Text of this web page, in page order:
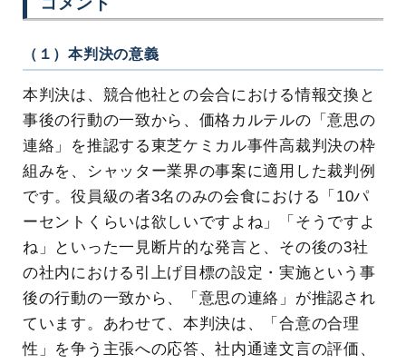
（１）本判決の意義
本判決は、競合他社との会合における情報交換と
事後の行動の一致から、価格カルテルの「意思の
連絡」を推認する東芝ケミカル事件高裁判決の枠
組みを、シャッター業界の事案に適用した裁判例
です。役員級の者3名のみの会食における「10パ
ーセントくらいは欲しいですよね」「そうですよ
ね」といった一見断片的な発言と、その後の3社
の社内における引上げ目標の設定・実施という事
後の行動の一致から、「意思の連絡」が推認され
ています。あわせて、本判決は、「合意の合理
性」を争う主張への応答、社内通達文言の評価、